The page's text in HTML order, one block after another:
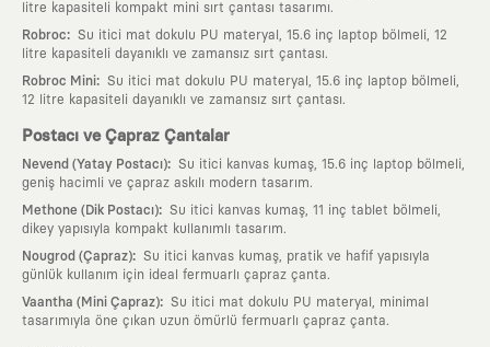
litre kapasiteli kompakt mini sırt çantası tasarımı.
Robroc: Su itici mat dokulu PU materyal, 15.6 inç laptop bölmeli, 12
litre kapasiteli dayanıklı ve zamansız sırt çantası.
Robroc Mini: Su itici mat dokulu PU materyal, 15.6 inç laptop bölmeli,
12 litre kapasiteli dayanıklı ve zamansız sırt çantası.
Postacı ve Çapraz Çantalar
Nevend (Yatay Postacı): Su itici kanvas kumaş, 15.6 inç laptop bölmeli,
geniş hacimli ve çapraz askılı modern tasarım.
Methone (Dik Postacı): Su itici kanvas kumaş, 11 inç tablet bölmeli,
dikey yapısıyla kompakt kullanımlı tasarım.
Nougrod (Çapraz): Su itici kanvas kumaş, pratik ve hafif yapısıyla
günlük kullanım için ideal fermuarlı çapraz çanta.
Vaantha (Mini Çapraz): Su itici mat dokulu PU materyal, minimal
tasarımıyla öne çıkan uzun ömürlü fermuarlı çapraz çanta.